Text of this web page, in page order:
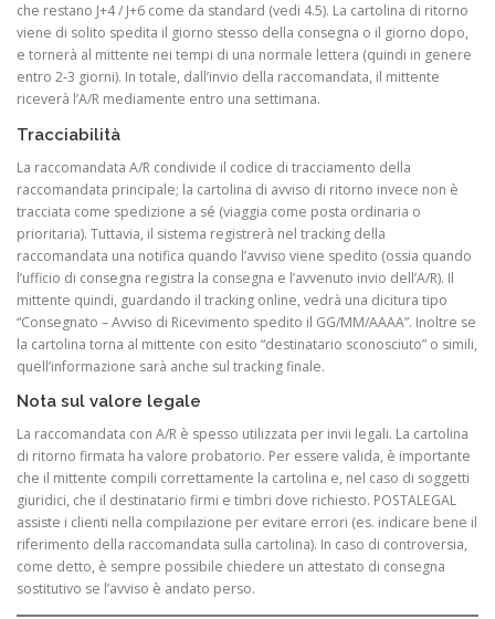
che restano J+4 / J+6 come da standard (vedi 4.5). La cartolina di ritorno
viene di solito spedita il giorno stesso della consegna o il giorno dopo,
e tornerà al mittente nei tempi di una normale lettera (quindi in genere
entro 2-3 giorni). In totale, dall’invio della raccomandata, il mittente
riceverà l’A/R mediamente entro una settimana.
Tracciabilità
La raccomandata A/R condivide il codice di tracciamento della
raccomandata principale; la cartolina di avviso di ritorno invece non è
tracciata come spedizione a sé (viaggia come posta ordinaria o
prioritaria). Tuttavia, il sistema registrerà nel tracking della
raccomandata una notifica quando l’avviso viene spedito (ossia quando
l’ufficio di consegna registra la consegna e l’avvenuto invio dell’A/R). Il
mittente quindi, guardando il tracking online, vedrà una dicitura tipo
“Consegnato – Avviso di Ricevimento spedito il GG/MM/AAAA”. Inoltre se
la cartolina torna al mittente con esito “destinatario sconosciuto” o simili,
quell’informazione sarà anche sul tracking finale.
Nota sul valore legale
La raccomandata con A/R è spesso utilizzata per invii legali. La cartolina
di ritorno firmata ha valore probatorio. Per essere valida, è importante
che il mittente compili correttamente la cartolina e, nel caso di soggetti
giuridici, che il destinatario firmi e timbri dove richiesto. POSTALEGAL
assiste i clienti nella compilazione per evitare errori (es. indicare bene il
riferimento della raccomandata sulla cartolina). In caso di controversia,
come detto, è sempre possibile chiedere un attestato di consegna
sostitutivo se l’avviso è andato perso.